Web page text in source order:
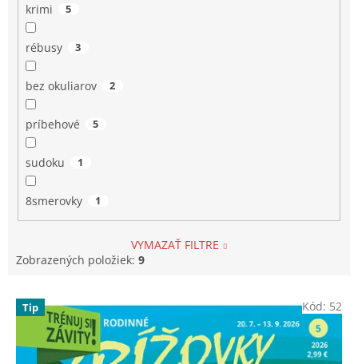
krimi 5
rébusy 3
bez okuliarov 2
príbehové 5
sudoku 1
8smerovky 1
VYMAZAŤ FILTRE
Zobrazených položiek: 9
V Tip Kód: 52